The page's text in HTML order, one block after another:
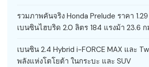
รวมภาพคันจริง Honda Prelude ราคา
เบนซินไฮบริด 2.0 ลิตร 184 แรงม้า 23.6
เบนซิน 2.4 Hybrid i-FORCE MAX และ
พลังแห่งโตโยต้า ในกระบะ และ SUV